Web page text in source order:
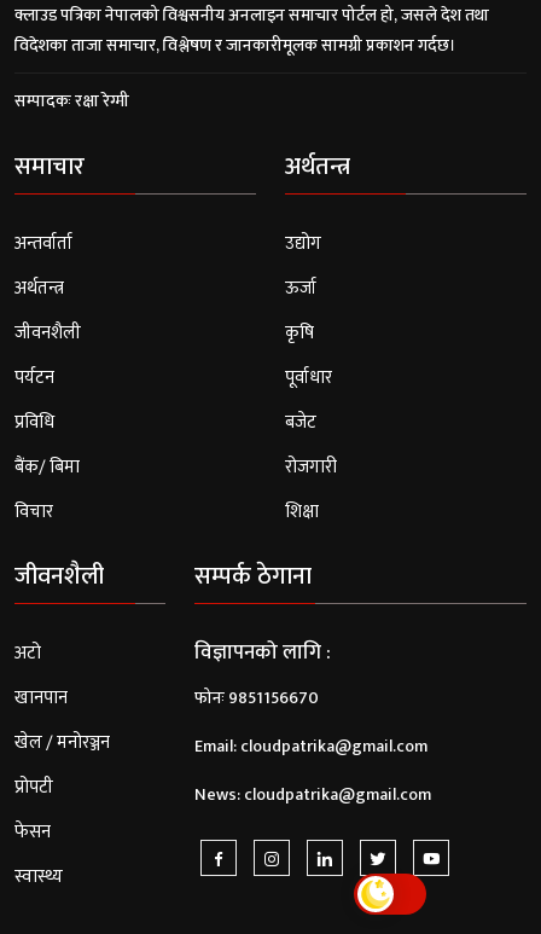
क्लाउड पत्रिका नेपालको विश्वसनीय अनलाइन समाचार पोर्टल हो, जसले देश तथा
विदेशका ताजा समाचार, विश्लेषण र जानकारीमूलक सामग्री प्रकाशन गर्दछ।
सम्पादकः रक्षा रेग्मी
समाचार
अन्तर्वार्ता
अर्थतन्त्र
जीवनशैली
पर्यटन
प्रविधि
बैंक/ बिमा
विचार
अर्थतन्त्र
उद्योग
ऊर्जा
कृषि
पूर्वाधार
बजेट
रोजगारी
शिक्षा
जीवनशैली
अटो
खानपान
खेल / मनोरञ्जन
प्रोपटी
फेसन
स्वास्थ्य
सम्पर्क ठेगाना
विज्ञापनको लागि :
फोनः 9851156670
Email:cloudpatrika@gmail.com
News:cloudpatrika@gmail.com